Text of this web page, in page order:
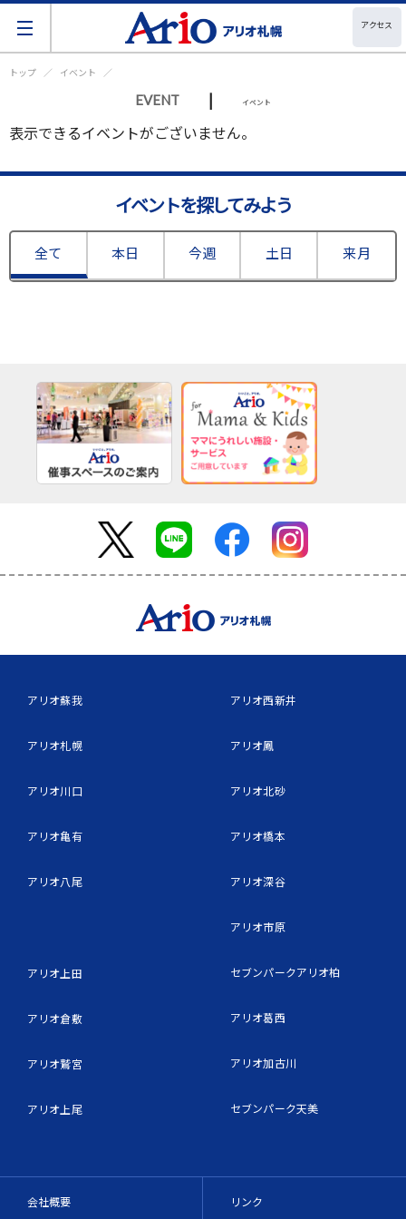
アクセス
トップ イベント
EVENT | イベント
表示できるイベントがございません。
イベントを探してみよう
全て 本日 今週 土日 来月
アリオ蘇我
アリオ札幌
アリオ川口
アリオ亀有
アリオ八尾
アリオ上田
アリオ倉敷
アリオ鷲宮
アリオ上尾
アリオ西新井
アリオ鳳
アリオ北砂
アリオ橋本
アリオ深谷
アリオ市原
セブンパークアリオ柏
アリオ葛西
アリオ加古川
セブンパーク天美
会社概要 リンク